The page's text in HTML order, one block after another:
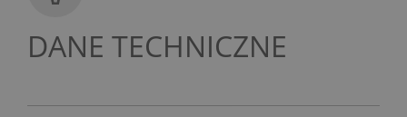
DANE TECHNICZNE